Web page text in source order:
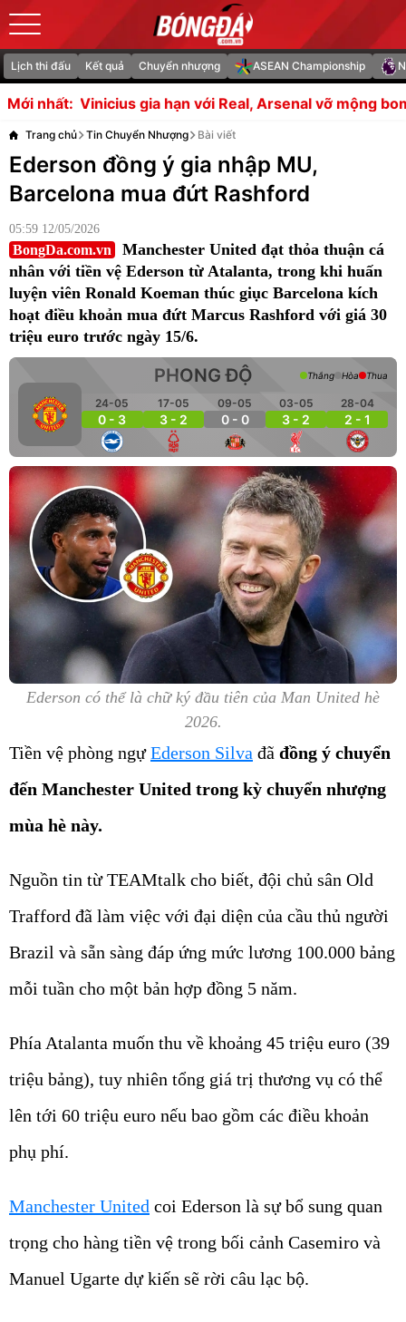
Lịch thi đấu Kết quả Chuyển nhượng ASEAN Championship
Mới nhất:
với Real, Arsenal vỡ mộng bom tấn Sesko chậm
Trang chủ Tin Chuyển Nhượng Bài viết
Ederson đồng ý gia nhập MU,
Barcelona mua đứt Rashford
05:59 12/05/2026
BongDa.com.vn
Manchester United đạt thỏa thuận cá
nhân với tiền vệ Ederson từ Atalanta, trong khi huấn
luyện viên Ronald Koeman thúc giục Barcelona kích
hoạt điều khoản mua đứt Marcus Rashford với giá 30
triệu euro trước ngày 15/6.
PHONG ĐỘ
24-05
0 - 3
17-05
3 - 2
09-05
0 - 0
03-05
3 - 2
28-04
2 - 1
Thắng Hòa Thua
Ederson có thể là chữ ký đầu tiên của Man United hè
2026.
Tiền vệ phòng ngựEderson Silva đã đồng ý chuyển
đến Manchester United trong kỳ chuyển nhượng
mùa hè này.
Nguồn tin từ TEAMtalk cho biết, đội chủ sân Old
Trafford đã làm việc với đại diện của cầu thủ người
Brazil và sẵn sàng đáp ứng mức lương 100.000 bảng
mỗi tuần cho một bản hợp đồng 5 năm.
Phía Atalanta muốn thu về khoảng 45 triệu euro (39
triệu bảng), tuy nhiên tổng giá trị thương vụ có thể
lên tới 60 triệu euro nếu bao gồm các điều khoản
phụ phí.
Manchester United coi Ederson là sự bổ sung quan
trọng cho hàng tiền vệ trong bối cảnh Casemiro và
Manuel Ugarte dự kiến sẽ rời câu lạc bộ.